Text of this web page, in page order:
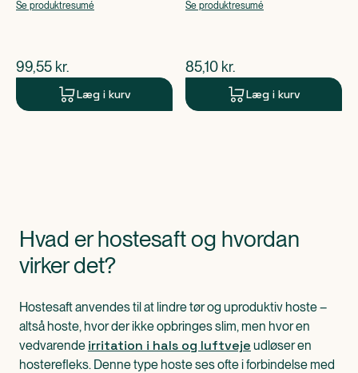
apoteksforbeholdt),
Se produktresumé
$nuværende pris
99,55 kr.
Læg i kurv
apoteksforbeholdt),
Se produktresumé
$nuværende pris
85,10 kr.
Læg i kurv
Hvad er hostesaft og hvordan
virker det?
Hostesaft anvendes til at lindre tør og uproduktiv hoste –
altså hoste, hvor der ikke opbringes slim, men hvor en
vedvarende irritation i hals og luftveje udløser en
hosterefleks. Denne type hoste ses ofte i forbindelse med